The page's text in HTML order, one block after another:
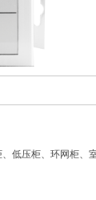
低压柜、环网柜、